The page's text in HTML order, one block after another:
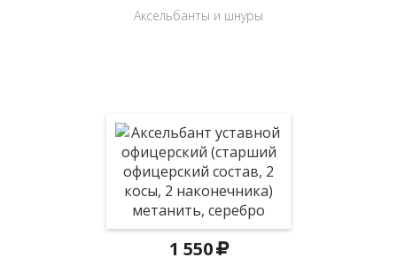
Аксельбанты и шнуры
1 550